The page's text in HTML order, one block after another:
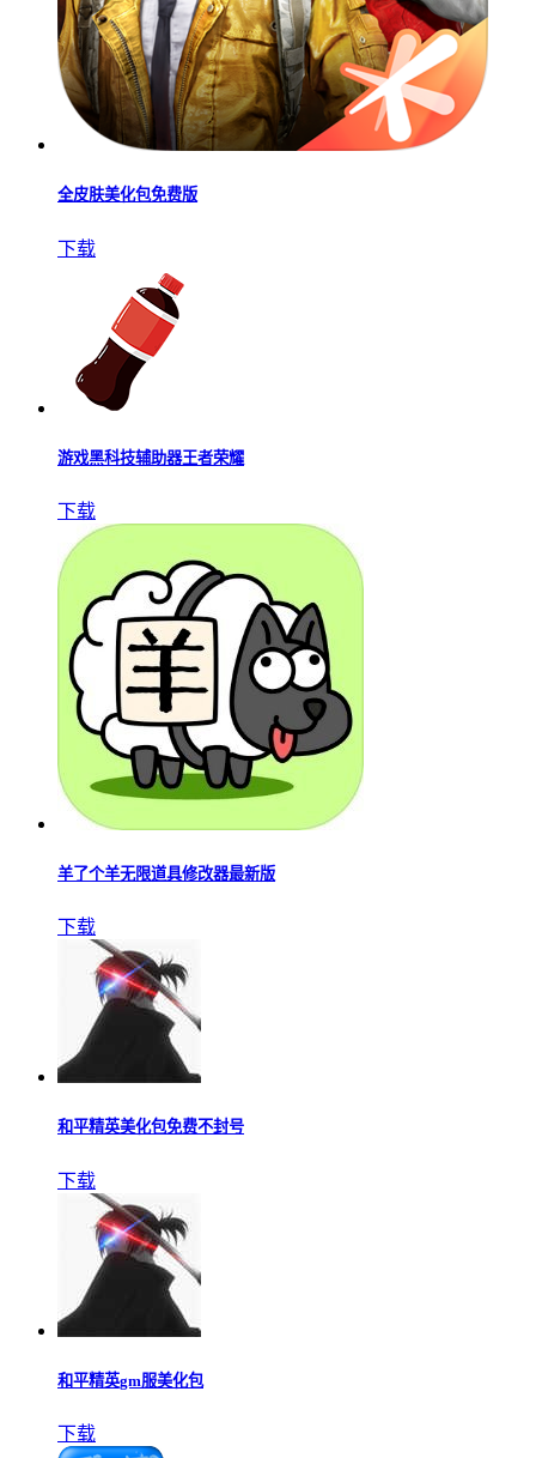
全皮肤美化包免费版
下载
游戏黑科技辅助器王者荣耀
下载
羊了个羊无限道具修改器最新版
下载
和平精英美化包免费不封号
下载
和平精英gm服美化包
下载